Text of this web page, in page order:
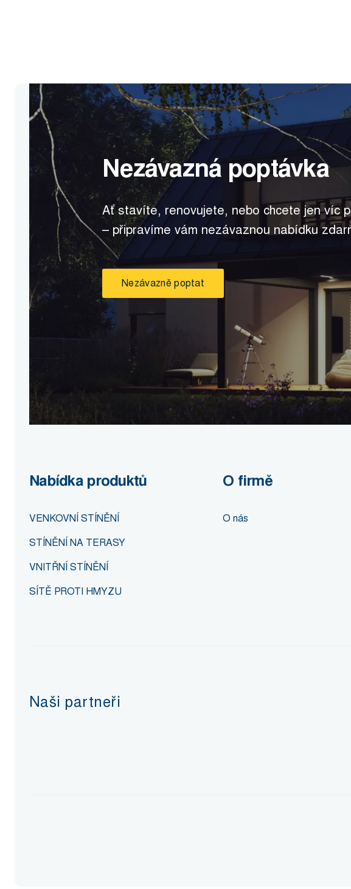
Nezávazná poptávka
Ať stavíte, renovujete, nebo chcete jen víc
– připravíme vám nezávaznou nabídku
Nezávazně poptat
Nabídka produktů
VENKOVNÍ STÍNĚNÍ
STÍNĚNÍ NA TERASY
VNITŘNÍ STÍNĚNÍ
SÍTĚ PROTI HMYZU
O firmě
O nás
Naši partneři